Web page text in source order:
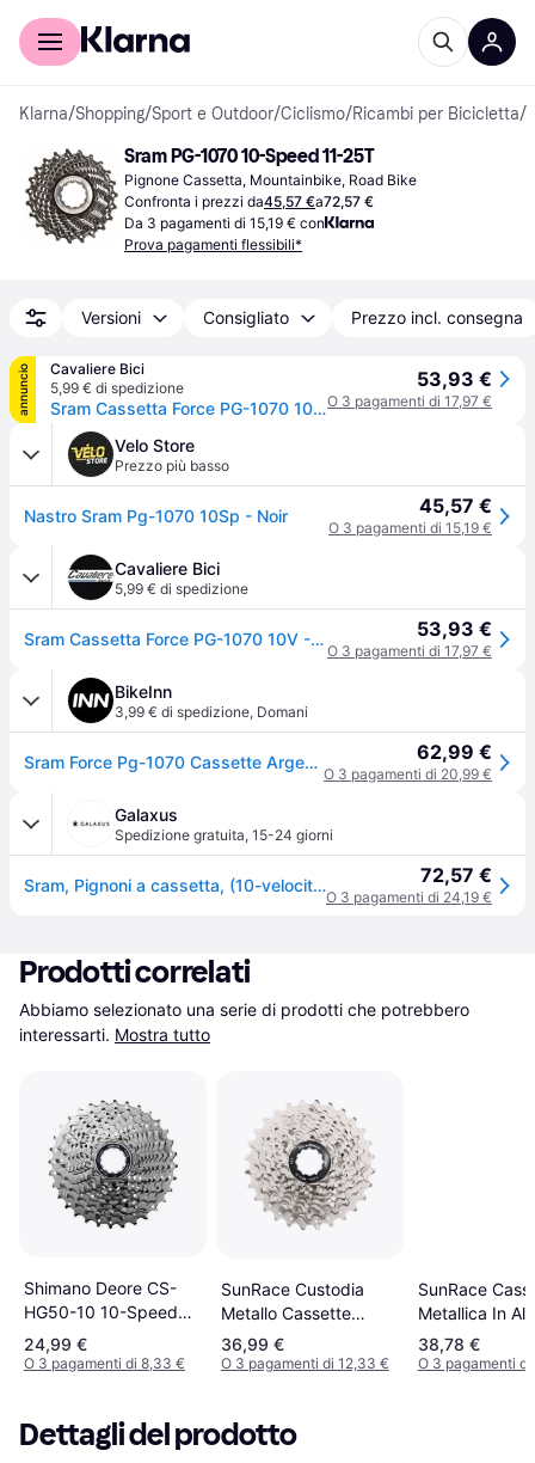
Per il tuo shopping
Klarna/Shopping/Sport e Outdoor/Ciclismo/Ricambi per Bicicletta/
Sram PG-1070 10-Speed 11-25T
Pignone Cassetta, Mountainbike, Road Bike
Confronta i prezzi da45,57 €a72,57 €
Da 3 pagamenti di 15,19 € con
Prova pagamenti flessibili*
Versioni Consigliato Prezzo incl. consegna
annuncio
Cavaliere Bici
5,99 € di spedizione
Sram Cassetta Force PG-1070 10V - 11-25
53,93 €
O 3 pagamenti di 17,97 €
Velo Store
Prezzo più basso
Nastro Sram Pg-1070 10Sp - Noir 45,57 €
O 3 pagamenti di 15,19 €
Cavaliere Bici
5,99 € di spedizione
Sram Cassetta Force PG-1070 10V - 11-25 53,93 €
O 3 pagamenti di 17,97 €
BikeInn
3,99 € di spedizione, Domani
Sram Force Pg-1070 Cassette Argento 10s / 11-25t 62,99 €
O 3 pagamenti di 20,99 €
Galaxus
Spedizione gratuita, 15-24 giorni
Sram, Pignoni a cassetta, (10-velocità, 11-25) 72,57 €
O 3 pagamenti di 24,19 €
Prodotti correlati
Abbiamo selezionato una serie di prodotti che potrebbero
interessarti. Mostra tutto
Shimano Deore CS-
HG50-10 10-Speed
11-25T
24,99 €
O 3 pagamenti di 8,33 €
SunRace Custodia
Metallo Cassette
Shimano RS1 Argenté
36,99 €
O 3 pagamenti di 12,33 €
SunRace
Metallica In
10 V
38,78 €
O 3 pagamenti di
Dettagli del prodotto